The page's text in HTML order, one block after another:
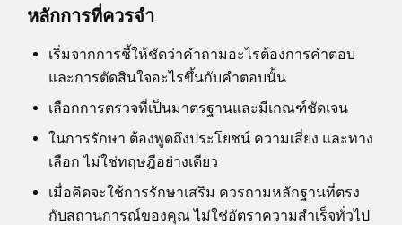
หลักการที่ควรจำ
เริ่มจากการชี้ให้ชัดว่าคำถามอะไรต้องการคำตอบ
และการตัดสินใจอะไรขึ้นกับคำตอบนั้น
เลือกการตรวจที่เป็นมาตรฐานและมีเกณฑ์ชัดเจน
ในการรักษา ต้องพูดถึงประโยชน์ ความเสี่ยง และทาง
เลือก ไม่ใช่ทฤษฎีอย่างเดียว
เมื่อคิดจะใช้การรักษาเสริม ควรถามหลักฐานที่ตรง
กับสถานการณ์ของคุณ ไม่ใช่อัตราความสำเร็จทั่วไป